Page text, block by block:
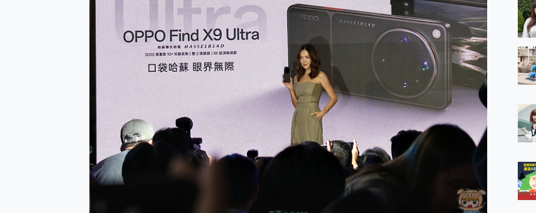
OPPO 哈蘇 300mm 專業增距鏡實測：Find X9 Ultra 光學長焦隨手拍，紀錄生活就是這麼簡單
Motorola edge 70 pro 及 moto g37 power上市，登錄在送飛利浦氣炸鍋
近八千元的 Soundcore Liberty 5 Pro Max，有螢幕的耳機會是智商稅嗎?
ASUS Pad 全面應援 Me Time，加碼愛奇藝黃金雙周卡體驗，專案價最低 NT$0 起